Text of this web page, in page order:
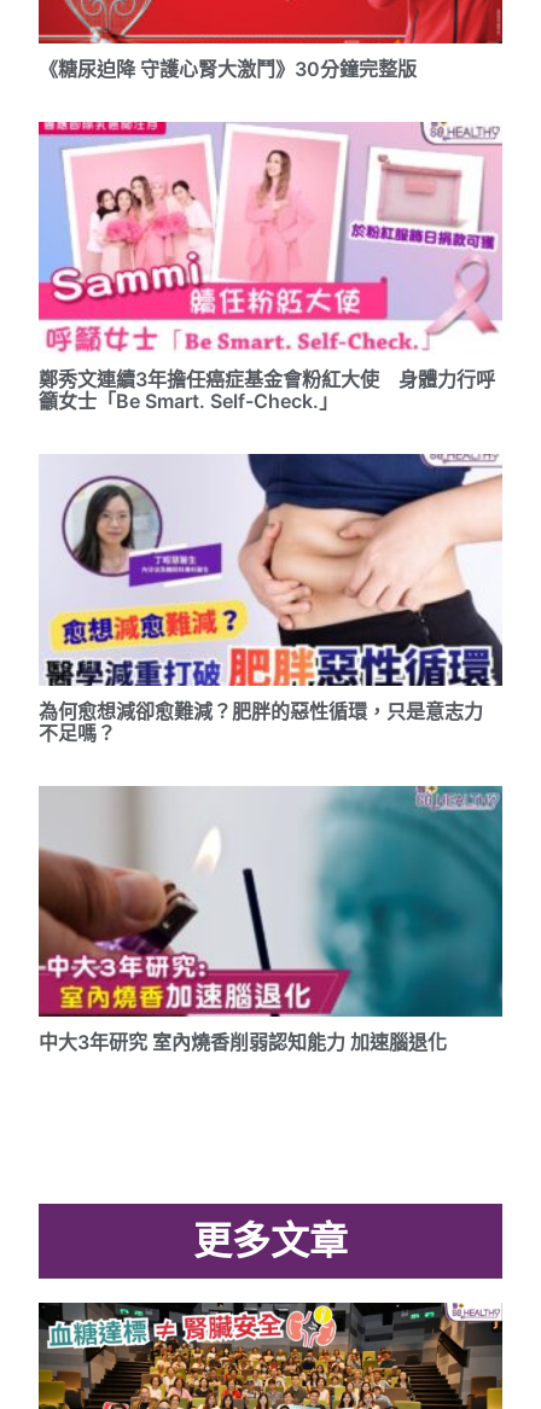
《糖尿迫降 守護心腎大激鬥》30分鐘完整版
鄭秀文連續3年擔任癌症基金會粉紅大使 身體力行呼
籲女士「Be Smart. Self-Check.」
為何愈想減卻愈難減？肥胖的惡性循環，只是意志力
不足嗎？
中大3年研究 室內燒香削弱認知能力 加速腦退化
更多文章